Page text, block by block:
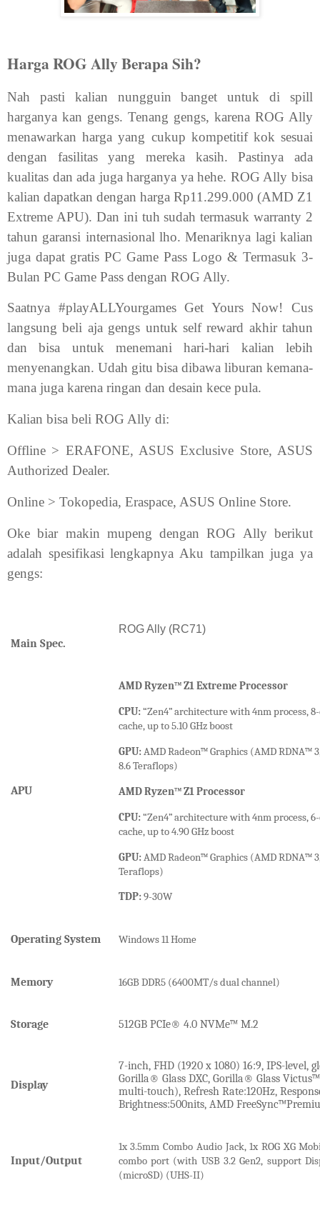
Harga ROG Ally Berapa Sih?
Nah pasti kalian nungguin banget untuk di spill
harganya kan gengs. Tenang gengs, karena ROG Ally
menawarkan harga yang cukup kompetitif kok sesuai
dengan fasilitas yang mereka kasih. Pastinya ada
kualitas dan ada juga harganya ya hehe. ROG Ally bisa
kalian dapatkan dengan harga Rp11.299.000 (AMD Z1
Extreme APU). Dan ini tuh sudah termasuk warranty 2
tahun garansi internasional lho. Menariknya lagi kalian
juga dapat gratis PC Game Pass Logo & Termasuk 3-
Bulan PC Game Pass dengan ROG Ally.
Saatnya #playALLYourgames Get Yours Now! Cus
langsung beli aja gengs untuk self reward akhir tahun
dan bisa untuk menemani hari-hari kalian lebih
menyenangkan. Udah gitu bisa dibawa liburan kemana-
mana juga karena ringan dan desain kece pula.
Kalian bisa beli ROG Ally di:
Offline > ERAFONE, ASUS Exclusive Store, ASUS
Authorized Dealer.
Online > Tokopedia, Eraspace, ASUS Online Store.
Oke biar makin mupeng dengan ROG Ally berikut
adalah spesifikasi lengkapnya Aku tampilkan juga ya
gengs:
Main Spec.
ROG Ally (RC71)
APU
AMD Ryzen™ Z1 Extreme Processor
CPU:“Zen4” architecture with 4nm process,
cache, up to 5.10 GHz boost
GPU:AMD Radeon™ Graphics (AMD RDNA™ 3,
8.6 Teraflops)
AMD Ryzen™ Z1 Processor
CPU:“Zen4” architecture with 4nm process,
cache, up to 4.90 GHz boost
GPU:AMD Radeon™ Graphics (AMD RDNA™ 3,
Teraflops)
TDP:9-30W
Operating System Windows 11 Home
Memory 16GB DDR5(6400MT/s dual channel)
Storage 512GBPCIe® 4.0 NVMe™ M.2
Display
7-inch, FHD (1920 x 1080) 16:9, IPS-level,
Gorilla® Glass DXC, Gorilla® Glass
multi-touch), Refresh Rate:120Hz,
Brightness:500nits, AMD
Input/Output
1x 3.5mm Combo Audio Jack, 1x ROG XG
combo port (with USB 3.2 Gen2, support
(microSD) (UHS-II)